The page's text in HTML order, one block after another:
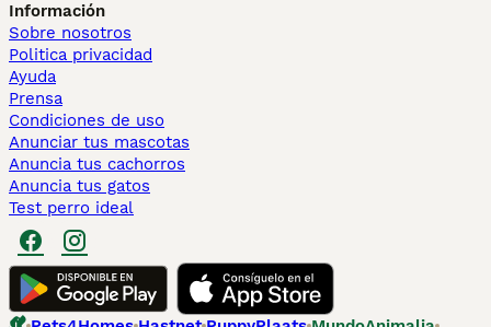
Información
Sobre nosotros
Politica privacidad
Ayuda
Prensa
Condiciones de uso
Anunciar tus mascotas
Anuncia tus cachorros
Anuncia tus gatos
Test perro ideal